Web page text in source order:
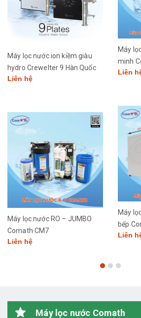
Máy lọc nước ion kiềm giàu
hydro Crewelter 9 Hàn Quốc
Liên hệ
Máy lọc nước RO – JUMBO
Comath CM7
Liên hệ
Máy
minh
Liên
Máy
bếp
Liên
Máy lọc nước Comath